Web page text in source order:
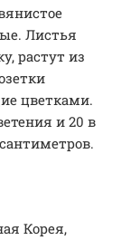
Листья
растут из
цветками.
и 20 в
Корея,